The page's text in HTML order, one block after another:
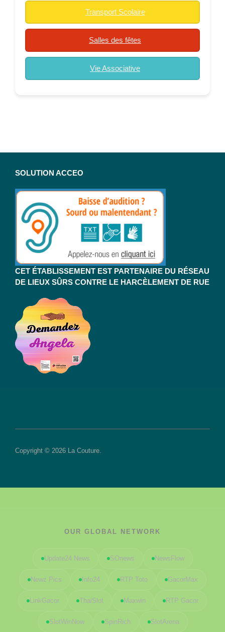
Transport Scolaire
Salles des fêtes
Vie Associative
SOLUTION ACCEO
CET ÉTABLISSEMENT EST PARTENAIRE DU RÉSEAU
DE LIEUX SÛRS CONTRE LE HARCÈLEMENT DE RUE
Copyright © 2026 La Couture.
OUR GLOBAL NETWORK
Update24 News SOnews NewsFlow
Newz Pics Info24 RTP Toto GacorMax
LinkGacor ThaiSlot Maxwin RTP Gacor
SlotWinNow SpinRich SlotArena